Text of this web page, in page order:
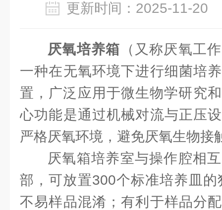
更新时间：2025-11-
厌氧培养箱 （又称厌氧工
一种在无氧环境下进行细菌培
置，广泛应用于微生物学研究
心功能是通过机械对流与正压
严格厌氧环境，避免厌氧生物接
厌氧箱培养室与操作腔相
部，可放置300个标准培养皿
不易样品混淆；有利于样品分